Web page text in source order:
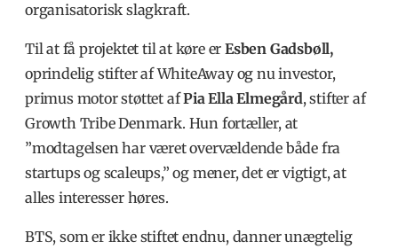
organisatorisk slagkraft.
Til at få projektet til at køre er Esben Gadsbøll,
oprindelig stifter af WhiteAway og nu investor,
primus motor støttet afPia Ella Elmegård, stifter af
Growth Tribe Denmark. Hun fortæller, at
”modtagelsen har været overvældende både fra
startups og scaleups,” og mener, det er vigtigt, at
alles interesser høres.
BTS, som er ikke stiftet endnu, danner unægtelig